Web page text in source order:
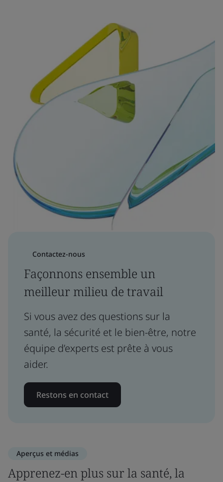
Contactez-nous
Façonnons ensemble un
meilleur milieu de travail
Si vous avez des questions sur la
santé, la sécurité et le bien-être, notre
équipe d’experts est prête à vous
aider.
Restons en contact
Aperçus et médias
Apprenez-en plus sur la santé, la